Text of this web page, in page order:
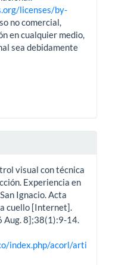
licenses/by-
no comercial,
en cualquier medio,
sea debidamente
visual con técnica
Experiencia en
Ignacio. Acta
cuello [Internet].
Aug. 8];38(1):9-14.
index.php/acorl/arti